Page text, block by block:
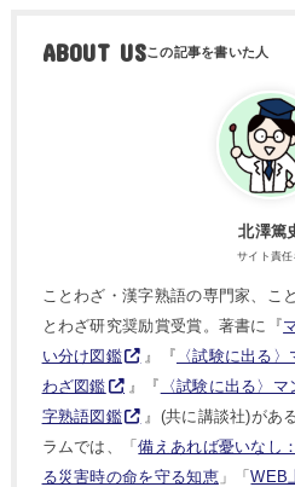
ABOUT US
北澤篤
サイト責任
ことわざ・漢字熟語の専門家、こ
とわざ研究奨励賞受賞。著書に『
い分け図鑑
』『 〈試験に出る
わざ図鑑
』『
〈試験に出る〉
字熟語図鑑
』(共に講談社)があ
ラムでは、「備えあれば憂いなし
る災害時の命を守る知恵」「WEB